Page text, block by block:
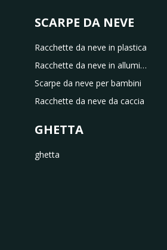
SCARPE DA NEVE
Racchette da neve in plastica
Racchette da neve in alluminio
Scarpe da neve per bambini
Racchette da neve da caccia
GHETTA
ghetta